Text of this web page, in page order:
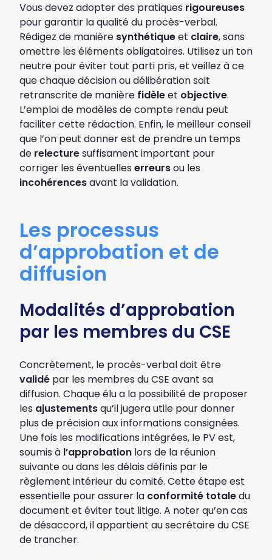
Vous devez adopter des pratiques rigoureuses
pour garantir la qualité du procès-verbal.
Rédigez de manière synthétiqueet claire, sans
omettre les éléments obligatoires. Utilisez un ton
neutre pour éviter tout parti pris, et veillez à ce
que chaque décision ou délibération soit
retranscrite de manière fidèleet objective.
L’emploi de modèles de compte rendu peut
faciliter cette rédaction. Enfin, le meilleur conseil
que l’on peut donner est de prendre un temps
de relecturesuffisament important pour
corriger les éventuelles erreursou les
incohérencesavant la validation.
Les processus
d’approbation et de
diffusion
Modalités d’approbation
par les membres du CSE
Concrètement, le procès-verbal doit être
validé par les membres du CSE avant sa
diffusion. Chaque élu a la possibilité de proposer
les ajustementsqu’il jugera utile pour donner
plus de précision aux informations consignées.
Une fois les modifications intégrées, le PV est,
soumis à l’approbation lors de la réunion
suivante ou dans les délais définis par le
règlement intérieur du comité. Cette étape est
essentielle pour assurer la conformité totaledu
document et éviter tout litige. A noter qu’en cas
de désaccord, il appartient au secrétaire du CSE
de trancher.